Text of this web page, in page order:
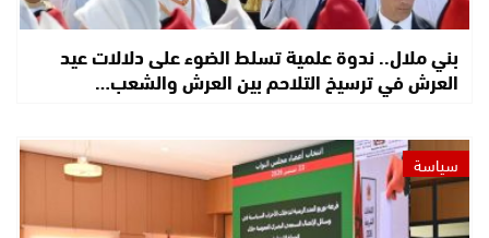
بني ملال.. ندوة علمية تسلط الضوء على دلالات عيد
العرش في ترسيخ التلاحم بين العرش والشعب…
سياسة